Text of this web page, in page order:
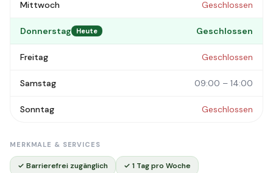
Mittwoch Geschlossen
Donnerstag Heute Geschlossen
Freitag Geschlossen
Samstag 09:00 – 14:00
Sonntag Geschlossen
MERKMALE & SERVICES
✓ Barrierefrei zugänglich ✓ 1 Tag pro Woche